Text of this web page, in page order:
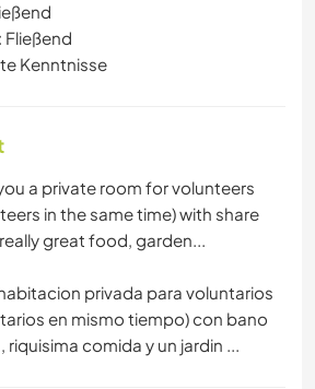
Fließend
Kenntnisse
a private room for volunteers
in the same time) with share
great food, garden...
privada para voluntarios
en mismo tiempo) con bano
comida y un jardin ...